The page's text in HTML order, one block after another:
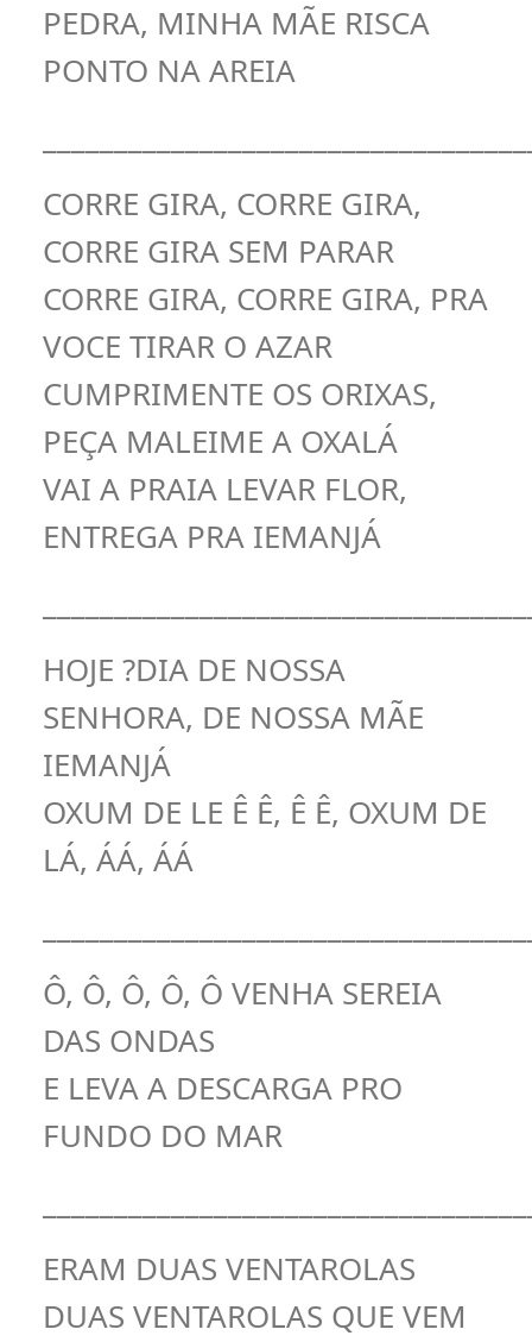
PEDRA, MINHA MÃE RISCA
PONTO NA AREIA
CORRE GIRA, CORRE GIRA,
CORRE GIRA SEM PARAR
CORRE GIRA, CORRE GIRA, PRA
VOCE TIRAR O AZAR
CUMPRIMENTE OS ORIXAS,
PEÇA MALEIME A OXALÁ
VAI A PRAIA LEVAR FLOR,
ENTREGA PRA IEMANJÁ
HOJE ?DIA DE NOSSA
SENHORA, DE NOSSA MÃE
IEMANJÁ
OXUM DE LE Ê Ê, Ê Ê, OXUM DE
LÁ, ÁÁ, ÁÁ
Ô, Ô, Ô, Ô, Ô VENHA SEREIA
DAS ONDAS
E LEVA A DESCARGA PRO
FUNDO DO MAR
ERAM DUAS VENTAROLAS
DUAS VENTAROLAS QUE VEM